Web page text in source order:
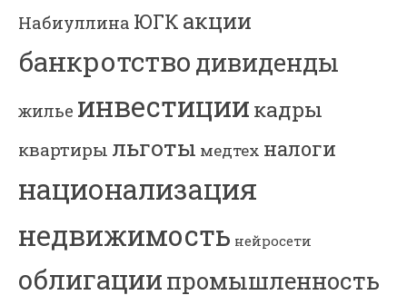
Набиуллина ЮГК акции
банкротство дивиденды
жилье инвестиции кадры
квартиры льготы медтех налоги
национализация
недвижимость нейросети
облигациипромышленность